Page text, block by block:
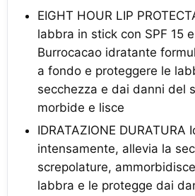
EIGHT HOUR LIP
labbra in stick con SPF 15
Burrocacao idratante
a fondo e proteggere le
secchezza e dai danni del
morbide e lisce
IDRATAZIONE DURATURA
intensamente, allevia la
screpolature,
labbra e le protegge dai